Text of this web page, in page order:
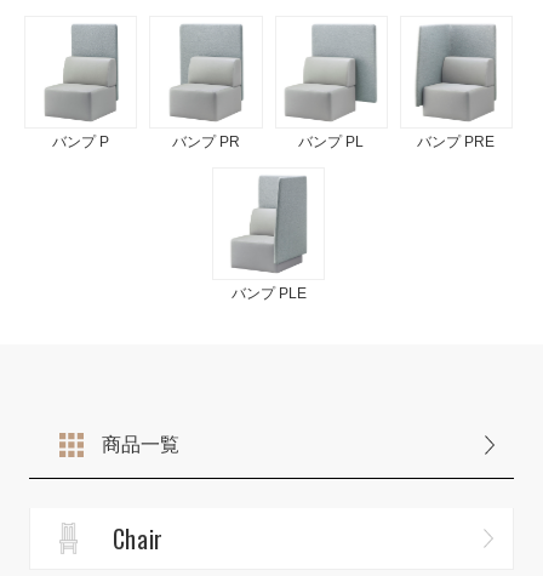
バンプ P バンプ PR バンプ PL バンプ PRE
バンプ PLE
商品一覧
Chair